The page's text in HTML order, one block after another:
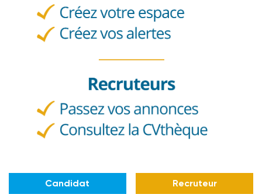
Candidat Recruteur